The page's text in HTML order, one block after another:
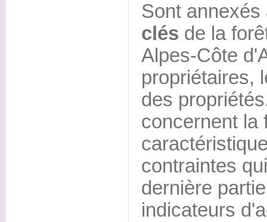
Sont
clés de la
Alpes-Côte
propriétaires,
des
concernent la
contraintes
dernière
indicateurs